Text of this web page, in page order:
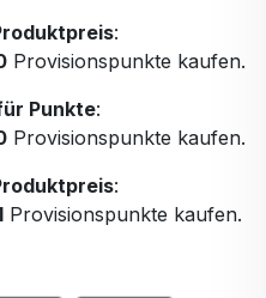
:
Provisionspunkte kaufen.
Punkte:
Provisionspunkte kaufen.
:
Provisionspunkte kaufen.